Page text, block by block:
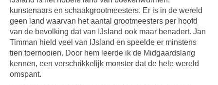
kunstenaars en schaakgrootmeesters. Er is in de wereld
geen land waarvan het aantal grootmeesters per hoofd
van de bevolking dat van IJsland ook maar benadert. Jan
Timman hield veel van IJsland en speelde er minstens
tien toernooien. Door hem leerde ik de Midgaardslang
kennen, een verschrikkelijk monster dat de hele wereld
omspant.